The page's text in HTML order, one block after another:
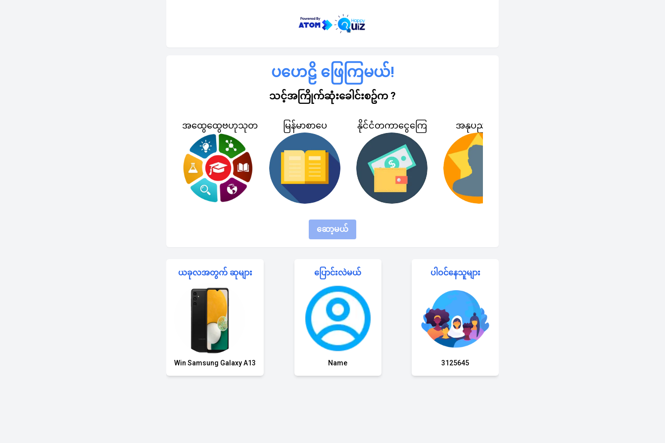
ပ​ဟေဠိ​ ဖြေကြမယ်!
သင့်အကြိုက်ဆုံး​ခေါင်းစဥ်က ?
အထွေထွေဗဟုသုတ မြန်မာစာပေ နိုင်ငံတကာငွေကြေ အနုပညာရှင်
ဆော့မယ်
ယခုလအတွက် ဆုများ
Win Samsung Galaxy A13
ပြောင်းလဲမယ်
Name
ပါဝင်နေသူများ
3125645